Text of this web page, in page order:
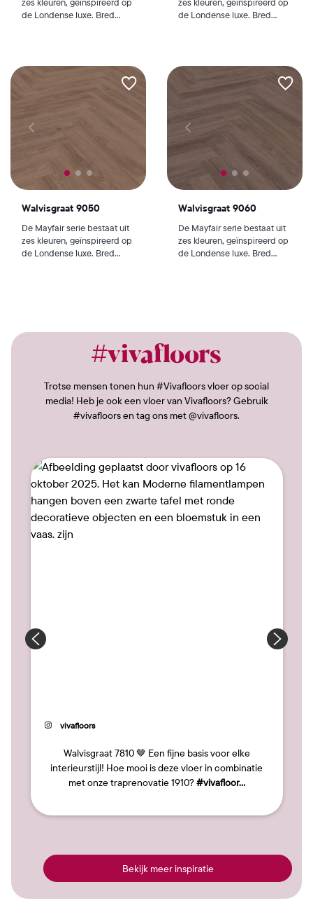
de Londense luxe. Bred...
de Londense luxe. Bred...
Walvisgraat 9050
De Mayfair serie bestaat uit
zes kleuren, geïnspireerd op
de Londense luxe. Bred...
Walvisgraat 9060
De Mayfair serie bestaat uit
zes kleuren, geïnspireerd op
de Londense luxe. Bred...
#vivafloors
Trotse mensen tonen hun #Vivafloors vloer op social
media! Heb je ook een vloer van Vivafloors? Gebruik
#vivafloors en tag ons met @vivafloors.
Bericht
door
vivafloors
Walvisgraat 7810 🤎 Een fijne basis voor elke
interieurstijl! Hoe mooi is deze vloer in combinatie
met onze traprenovatie 1910?#vivafloor…
Bekijk meer inspiratie